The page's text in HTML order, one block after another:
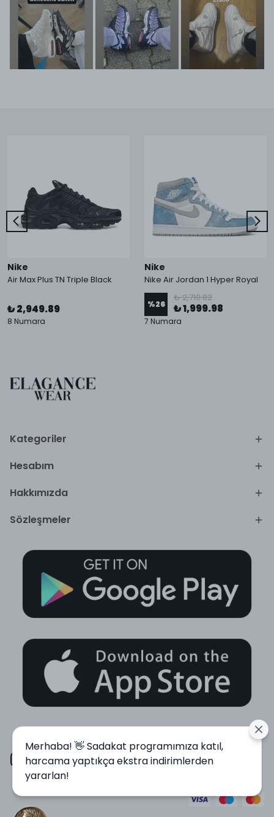
Nike
Air Max Plus TN Triple Black
₺ 2,949.89
8 Numara
Nike
Nike Air Jordan 1 Hyper Royal
%26
₺ 2,710.82
₺ 1,999.98
7 Numara
Kategoriler
Hesabım
Hakkımızda
Sözleşmeler
Merhaba! 👋 Sadakat programımıza katıl,
harcama yaptıkça ekstra indirimlerden
yararlan!